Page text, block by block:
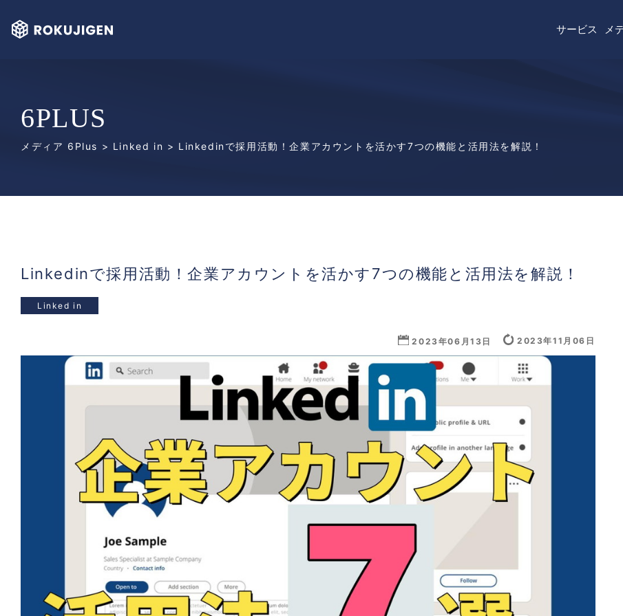
サービス
デジタルマーケティ
メ
6PLUS
メディア 6Plus > Linked in > Linkedinで採用活動！企業アカウントを活かす7つの機能と活用法を解説！
Linkedinで採用活動！企業アカウントを活かす7つの機能と活用法を解説！
Linked in
2023年06月13日 2023年11月06日